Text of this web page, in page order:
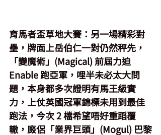
育馬者盃草地大賽：另一場精彩對
壘，牌面上岳伯仁一對仍然秤先，
「變魔術」(Magical) 前屆力迫
Enable 跑亞軍，哩半未必太大問
題，本身都多次證明有馬王級實
力，上仗英國冠軍錦標未用到最佳
跑法，今次 2 檔希望唔好重蹈覆
轍，廄侶「業界巨頭」(Mogul) 巴黎